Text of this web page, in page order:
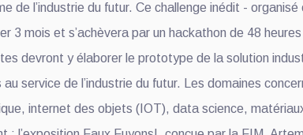
de l’industrie du futur. Ce challenge inédit -
3 mois et s’achèvera par un hackathon de 48
devront y élaborer le prototype de la solution
service de l’industrie du futur. Les domaines
internet des objets (IOT), data science,